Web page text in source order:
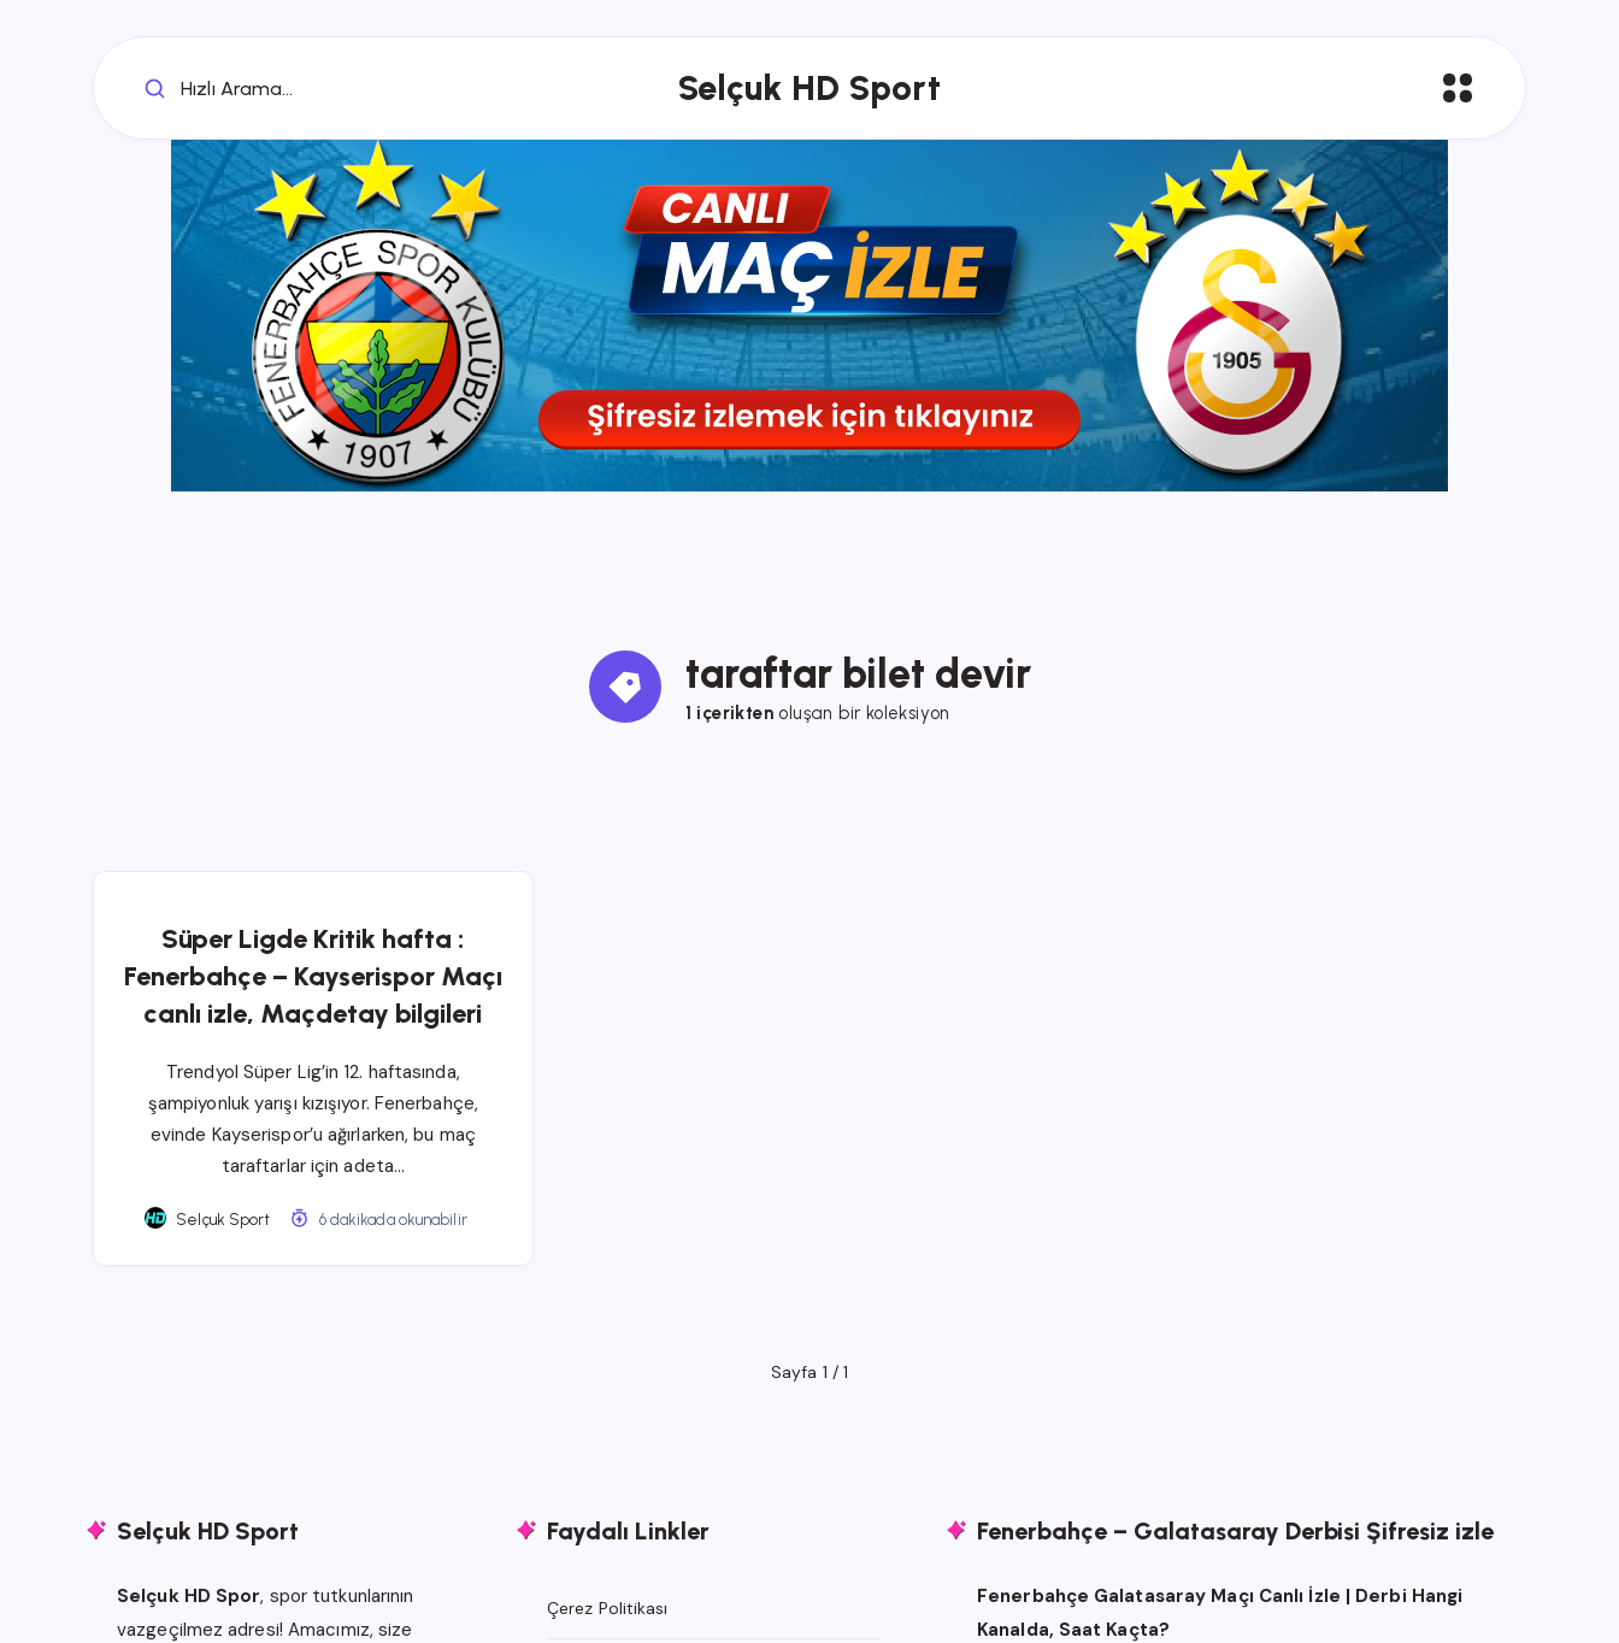
Hızlı Arama... Selçuk HD Sport
taraftar bilet devir
1 içeriktenoluşan bir koleksiyon
Süper Ligde Kritik hafta :
Fenerbahçe – Kayserispor Maçı
canlı izle, Maçdetay bilgileri
Trendyol Süper Lig’in 12. haftasında,
şampiyonluk yarışı kızışıyor. Fenerbahçe,
evinde Kayserispor’u ağırlarken, bu maç
taraftarlar için adeta…
Selçuk Sport 6 dakikada okunabilir
Sayfa 1 / 1
Selçuk HD Sport
Selçuk HD Spor, spor tutkunlarının
vazgeçilmez adresi! Amacımız, size
Faydalı Linkler
Çerez Politikası
Fenerbahçe – Galatasaray Derbisi Şifresiz izle
Fenerbahçe Galatasaray Maçı Canlı İzle | Derbi Hangi
Kanalda, Saat Kaçta?